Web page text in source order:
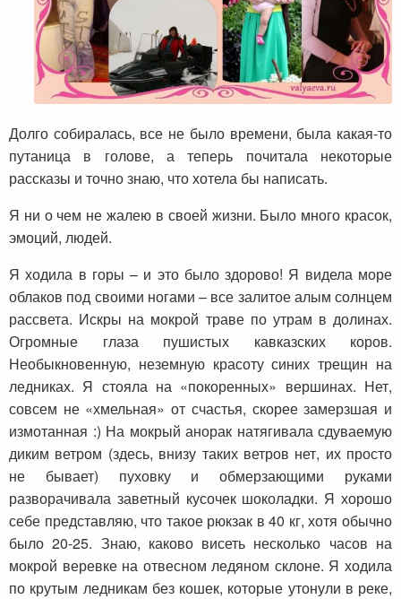
Долго собиралась, все не было времени, была какая-то
путаница в голове, а теперь почитала некоторые
рассказы и точно знаю, что хотела бы написать.
Я ни о чем не жалею в своей жизни. Было много красок,
эмоций, людей.
Я ходила в горы – и это было здорово! Я видела море
облаков под своими ногами – все залитое алым солнцем
рассвета. Искры на мокрой траве по утрам в долинах.
Огромные глаза пушистых кавказских коров.
Необыкновенную, неземную красоту синих трещин на
ледниках. Я стояла на «покоренных» вершинах. Нет,
совсем не «хмельная» от счастья, скорее замерзшая и
измотанная :) На мокрый анорак натягивала сдуваемую
диким ветром (здесь, внизу таких ветров нет, их просто
не бывает) пуховку и обмерзающими руками
разворачивала заветный кусочек шоколадки. Я хорошо
себе представляю, что такое рюкзак в 40 кг, хотя обычно
было 20-25. Знаю, каково висеть несколько часов на
мокрой веревке на отвесном ледяном склоне. Я ходила
по крутым ледникам без кошек, которые утонули в реке,